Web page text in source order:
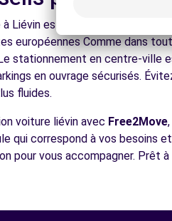
Voir toutes les agences
à Liévin est accessible à tous
européennes Comme dans
stationnement en centre-ville
en ouvrage sécurisés.
fluides.
voiture liévin avec Free2Move
qui correspond à vos besoins
pour vous accompagner. Prêt